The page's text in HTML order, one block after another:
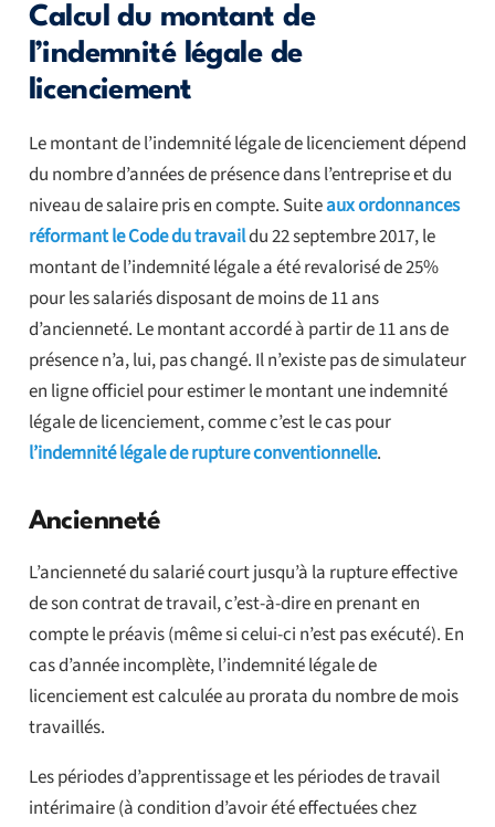
Calcul du montant de
l’indemnité légale de
licenciement
Le montant de l’indemnité légale de licenciement dépend
du nombre d’années de présence dans l’entreprise et du
niveau de salaire pris en compte. Suiteaux ordonnances
réformant le Code du travaildu 22 septembre 2017, le
montant de l’indemnité légale a été revalorisé de 25%
pour les salariés disposant de moins de 11 ans
d’ancienneté. Le montant accordé à partir de 11 ans de
présence n’a, lui, pas changé. Il n’existe pas de simulateur
en ligne officiel pour estimer le montant une indemnité
légale de licenciement, comme c’est le cas pour
l’indemnité légale de rupture conventionnelle.
Ancienneté
L’ancienneté du salarié court jusqu’à la rupture effective
de son contrat de travail, c’est-à-dire en prenant en
compte le préavis (même si celui-ci n’est pas exécuté). En
cas d’année incomplète, l’indemnité légale de
licenciement est calculée au prorata du nombre de mois
travaillés.
Les périodes d’apprentissage et les périodes de travail
intérimaire (à condition d’avoir été effectuées chez